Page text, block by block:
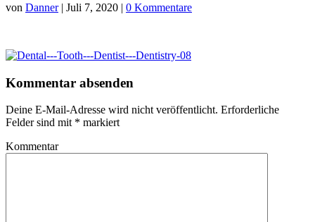
von Danner| Juli 7, 2020 | 0 Kommentare
Kommentar absenden
Deine E-Mail-Adresse wird nicht veröffentlicht. Erforderliche
Felder sind mit * markiert
Kommentar